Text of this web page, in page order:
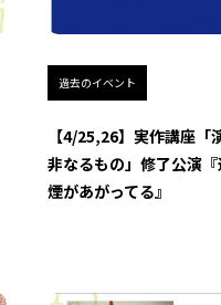
過去のイベント
【4/25,26】実作講座
非なるもの」修了公演
煙があがってる』